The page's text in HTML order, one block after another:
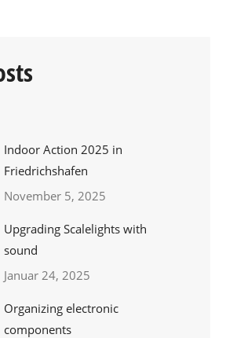
Indoor Action 2025 in
Friedrichshafen
November 5, 2025
Upgrading Scalelights with
sound
Januar 24, 2025
Organizing electronic
components